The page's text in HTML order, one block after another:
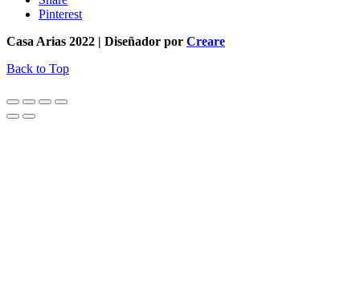
Pinterest
Casa Arias 2022 | Diseñador por Creare
Back to Top